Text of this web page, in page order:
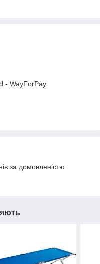
- WayForPay
за домовленістю